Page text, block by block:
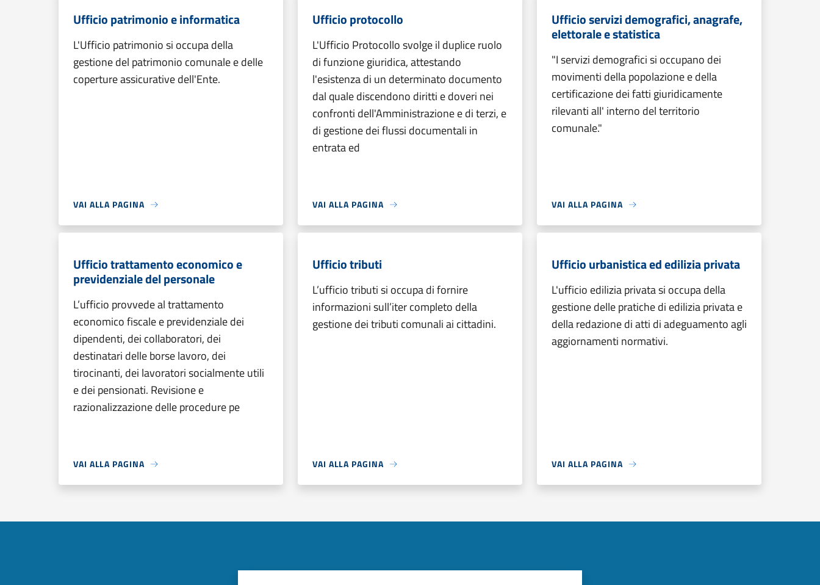
Ufficio patrimonio e informatica
L'Ufficio patrimonio si occupa della
gestione del patrimonio comunale e delle
coperture assicurative dell'Ente.
VAI ALLA PAGINA
Ufficio protocollo
L'Ufficio Protocollo svolge il duplice ruolo
di funzione giuridica, attestando
l'esistenza di un determinato documento
dal quale discendono diritti e doveri nei
confronti dell'Amministrazione e di terzi, e
di gestione dei flussi documentali in
entrata ed
VAI ALLA PAGINA
Ufficio servizi demografici, anagrafe,
elettorale e statistica
"I servizi demografici si occupano dei
movimenti della popolazione e della
certificazione dei fatti giuridicamente
rilevanti all' interno del territorio
comunale."
VAI ALLA PAGINA
Ufficio trattamento economico e
previdenziale del personale
L’ufficio provvede al trattamento
economico fiscale e previdenziale dei
dipendenti, dei collaboratori, dei
destinatari delle borse lavoro, dei
tirocinanti, dei lavoratori socialmente utili
e dei pensionati. Revisione e
razionalizzazione delle procedure pe
VAI ALLA PAGINA
Ufficio tributi
L’ufficio tributi si occupa di fornire
informazioni sull’iter completo della
gestione dei tributi comunali ai cittadini.
VAI ALLA PAGINA
Ufficio urbanistica ed edilizia privata
L'ufficio edilizia privata si occupa della
gestione delle pratiche di edilizia privata e
della redazione di atti di adeguamento agli
aggiornamenti normativi.
VAI ALLA PAGINA